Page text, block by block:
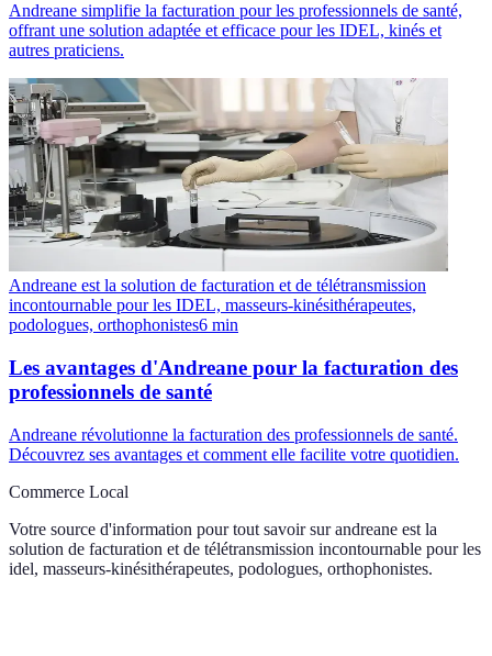
Andreane simplifie la facturation pour les professionnels de santé,
offrant une solution adaptée et efficace pour les IDEL, kinés et
autres praticiens.
Andreane est la solution de facturation et de télétransmission
incontournable pour les IDEL, masseurs-kinésithérapeutes,
podologues, orthophonistes6 min
Les avantages d'Andreane pour la facturation des
professionnels de santé
Andreane révolutionne la facturation des professionnels de santé.
Découvrez ses avantages et comment elle facilite votre quotidien.
Commerce Local
Votre source d'information pour tout savoir sur andreane est la
solution de facturation et de télétransmission incontournable pour les
idel, masseurs-kinésithérapeutes, podologues, orthophonistes.